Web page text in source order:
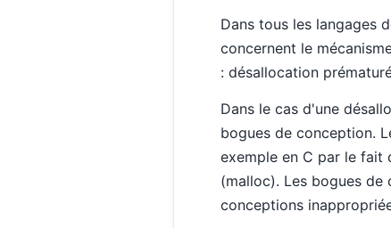
Dans tous les langages
concernent le
: désallocation
Dans le cas d'une
bogues de conception.
exemple en C par le fait
(malloc). Les bogues
conceptions